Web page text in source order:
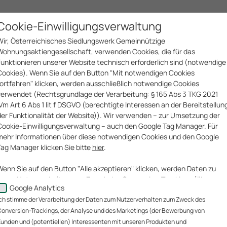
Geschäftsfelder Projekte
Einwilligungsverwaltung
Österreichisches Siedlungswerk Gemeinnützige
verwenden Cookies, die für das
unserer Website technisch erforderlich sind (notwendige
Wenn Sie auf den Button "Mit notwendigen Cookies
klicken, werden ausschließlich notwendige Cookies
(Rechtsgrundlage der Verarbeitung: § 165 Abs 3 TKG 2021
Art 6 Abs 1 lit f DSGVO (berechtigte Interessen an der
Funktionalität der Website)). Wir verwenden – zur Umsetzung der
Einwilligungsverwaltung – auch den Google Tag Manager. Für
Informationen über diese notwendigen Cookies und den Google
Manager klicken Sie bitte hier.
Sie auf den Button "Alle akzeptieren" klicken, werden Daten zu
Nutzerverhalten zum Zweck des Conversion-Trackings (über
Website gelangen unsere Website-Besucher zu uns?), der
unserer Website-Besucher und des Website-
sowie des Marketings (Bewerbung von Kunden und
Interessenten mit unseren Produkten und
Google Analytics
stimme der Verarbeitung der Daten zum Nutzerverhalten zum Zweck des
Trackings, der Analyse und des Marketings (der Bewerbung von
und (potentiellen) Interessenten mit unseren Produkten und